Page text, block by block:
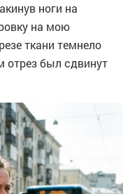
ноги на
на мою
ткани темнело
отрез был сдвинут